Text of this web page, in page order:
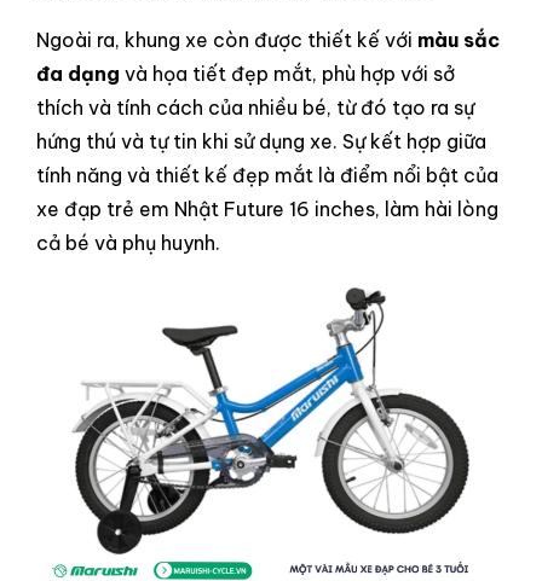
Ngoài ra, khung xe còn được thiết kế với màu sắc
đa dạng và họa tiết đẹp mắt, phù hợp với sở
thích và tính cách của nhiều bé, từ đó tạo ra sự
hứng thú và tự tin khi sử dụng xe. Sự kết hợp giữa
tính năng và thiết kế đẹp mắt là điểm nổi bật của
xe đạp trẻ em Nhật Future 16 inches, làm hài lòng
cả bé và phụ huynh.